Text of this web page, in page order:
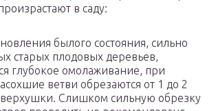
в саду:
былого состояния, сильно
старых плодовых деревьев,
глубокое омолаживание, при
ветви обрезаются от 1 до 2
верхушки. Слишком сильную обрезку